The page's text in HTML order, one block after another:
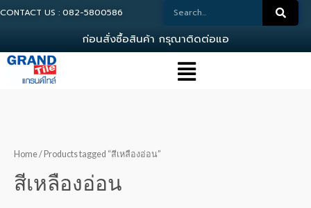
CONTACT US : 082-5800586
อนสงซอสนคา ก รณาตดตอแอด
Home/ Products tagged “สีเหลืองอ่อน”
สีเหลืองอ่อน